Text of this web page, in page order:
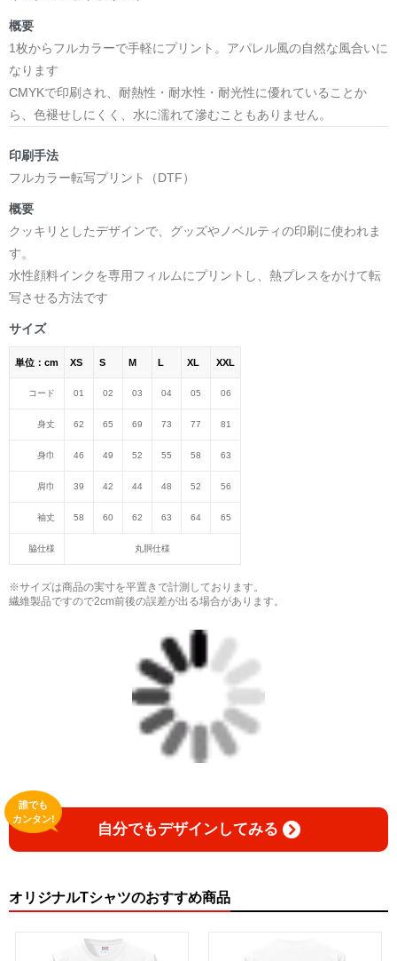
概要
1枚からフルカラーで手軽にプリント。アパレル風の自然な風合いに
なります
CMYKで印刷され、耐熱性・耐水性・耐光性に優れていることか
ら、色褪せしにくく、水に濡れて滲むこともありません。
印刷手法
フルカラー転写プリント（DTF）
概要
クッキリとしたデザインで、グッズやノベルティの印刷に使われま
す。
水性顔料インクを専用フィルムにプリントし、熱プレスをかけて転
写させる方法です
サイズ
単位：cm XS S M L XL XXL
コード 01 02 03 04 05 06
身丈 62 65 69 73 77 81
身巾 46 49 52 55 58 63
肩巾 39 42 44 48 52 56
袖丈 58 60 62 63 64 65
脇仕様 丸胴仕様
※サイズは商品の実寸を平置きで計測しております。
繊維製品ですので2cm前後の誤差が出る場合があります。
自分でもデザインしてみる
誰でも
カンタン!
オリジナルTシャツのおすすめ商品